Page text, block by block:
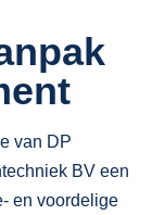
van DP
BV een
en voordelige